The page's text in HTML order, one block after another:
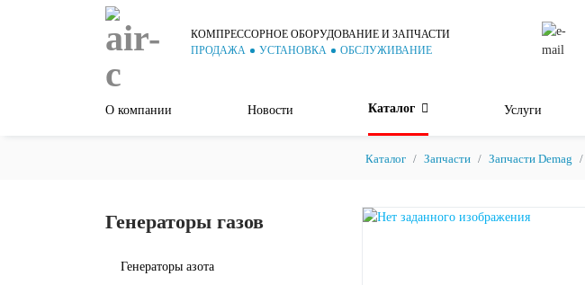
КОМПРЕССОРНОЕ ОБОРУДОВАНИЕ И ЗАПЧАСТИ
ПРОДАЖА
УСТАНОВКА ОБСЛУЖИВАНИЕ
О компании Новости Каталог Услуги
Каталог Запчасти Запчасти Demag
Генераторы газов
Генераторы азота